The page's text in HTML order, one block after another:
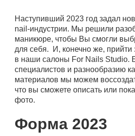
Наступивший 2023 год задал
nail-индустрии. Мы решили
маникюре, чтобы Вы смогли
для себя. И, конечно же, прийти
в наши салоны For Nails Studio.
специалистов и разнообразию
материалов мы можем
что вы сможете описать или
фото.
Форма 2023